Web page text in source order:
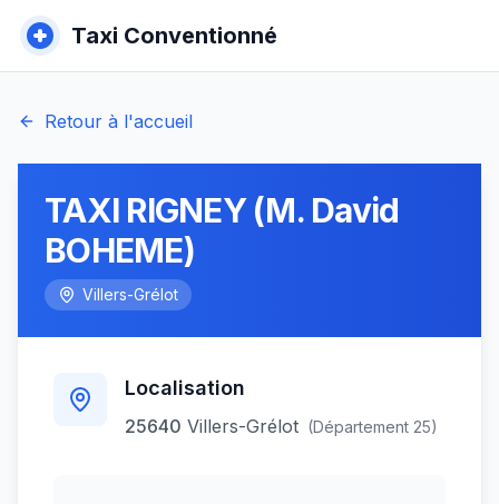
Taxi Conventionné
Retour à l'accueil
TAXI RIGNEY (M. David
BOHEME)
Villers-Grélot
Localisation
25640 Villers-Grélot (Département 25)